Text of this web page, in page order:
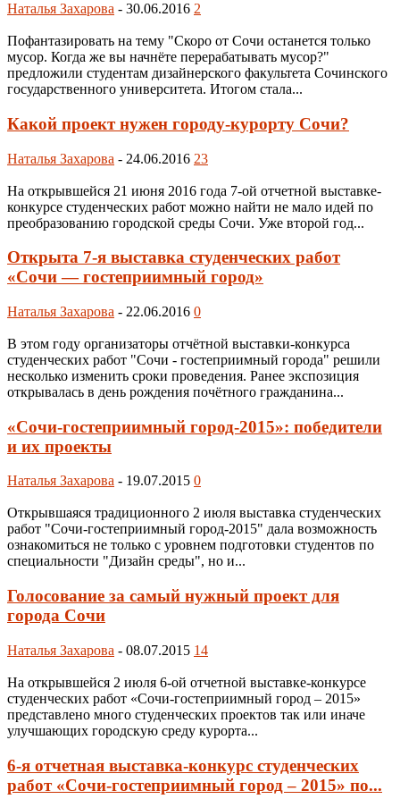
Наталья Захарова - 30.06.2016 2
Пофантазировать на тему "Скоро от Сочи останется только
мусор. Когда же вы начнёте перерабатывать мусор?"
предложили студентам дизайнерского факультета Сочинского
государственного университета. Итогом стала...
Какой проект нужен городу-курорту Сочи?
Наталья Захарова - 24.06.2016 23
На открывшейся 21 июня 2016 года 7-ой отчетной выставке-
конкурсе студенческих работ можно найти не мало идей по
преобразованию городской среды Сочи. Уже второй год...
Открыта 7-я выставка студенческих работ
«Сочи — гостеприимный город»
Наталья Захарова - 22.06.2016 0
В этом году организаторы отчётной выставки-конкурса
студенческих работ "Сочи - гостеприимный города" решили
несколько изменить сроки проведения. Ранее экспозиция
открывалась в день рождения почётного гражданина...
«Сочи-гостеприимный город-2015»: победители
и их проекты
Наталья Захарова - 19.07.2015 0
Открывшаяся традиционного 2 июля выставка студенческих
работ "Сочи-гостеприимный город-2015" дала возможность
ознакомиться не только с уровнем подготовки студентов по
специальности "Дизайн среды", но и...
Голосование за самый нужный проект для
города Сочи
Наталья Захарова - 08.07.2015 14
На открывшейся 2 июля 6-ой отчетной выставке-конкурсе
студенческих работ «Сочи-гостеприимный город – 2015»
представлено много студенческих проектов так или иначе
улучшающих городскую среду курорта...
6-я отчетная выставка-конкурс студенческих
работ «Сочи-гостеприимный город – 2015» по...